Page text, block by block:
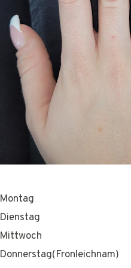
Montag
Dienstag
Mittwoch
Donnerstag(Fronleichnam)